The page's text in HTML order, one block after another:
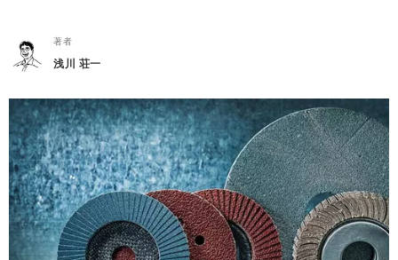
著者
浅川 荘一